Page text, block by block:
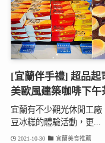
[宜蘭伴手禮] 超品起
美歐風建築咖啡下
宜蘭有不少觀光休閒工
豆冰糕的體驗活動，更...
2021-10-30 宜蘭美食推薦